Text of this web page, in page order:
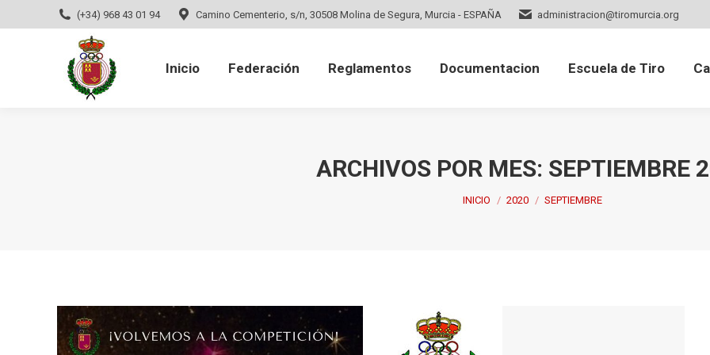
(+34) 968 43 01 94 Camino Cementerio, s/n, 30508 Molina de Segura, Murcia - ESPAÑA administracion@tiromurcia.org
Inicio Federación Reglamentos Documentacion Escuela de Tiro
ARCHIVOS POR MES: SEPTIEMBRE
Estás aquí:
INICIO 2020 SEPTIEMBRE
Inicio Federación Reglamentos Documentacion Escuela de Tiro